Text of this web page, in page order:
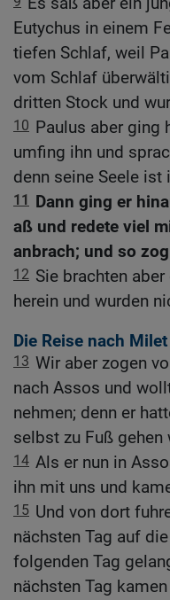
Eutychus in einem
tiefen Schlaf, weil
vom Schlaf
dritten Stock und
10 Paulus aber ging
umfing ihn und
denn seine Seele ist
11
Dann ging er
aß und redete viel
anbrach; und so
12 Sie brachten
herein und wurden
Die Reise nach Milet
13 Wir aber zogen
nach Assos und
nehmen; denn er
selbst zu Fuß gehen
14 Als er nun in
ihn mit uns und
15 Und von dort
nächsten Tag auf
folgenden Tag
nächsten Tag